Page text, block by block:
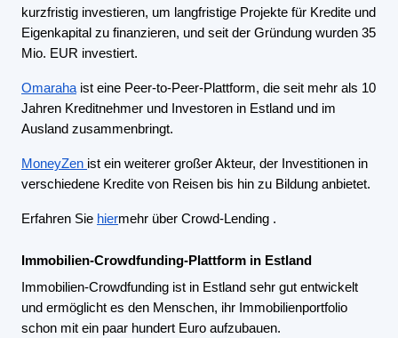
kurzfristig investieren, um langfristige Projekte für Kredite und
Eigenkapital zu finanzieren, und seit der Gründung wurden 35
Mio. EUR investiert.
Omaraha ist eine Peer-to-Peer-Plattform, die seit mehr als 10
Jahren Kreditnehmer und Investoren in Estland und im
Ausland zusammenbringt.
MoneyZen ist ein weiterer großer Akteur, der Investitionen in
verschiedene Kredite von Reisen bis hin zu Bildung anbietet.
Erfahren Sie hiermehr über Crowd-Lending .
Immobilien-Crowdfunding-Plattform in Estland
Immobilien-Crowdfunding ist in Estland sehr gut entwickelt
und ermöglicht es den Menschen, ihr Immobilienportfolio
schon mit ein paar hundert Euro aufzubauen.